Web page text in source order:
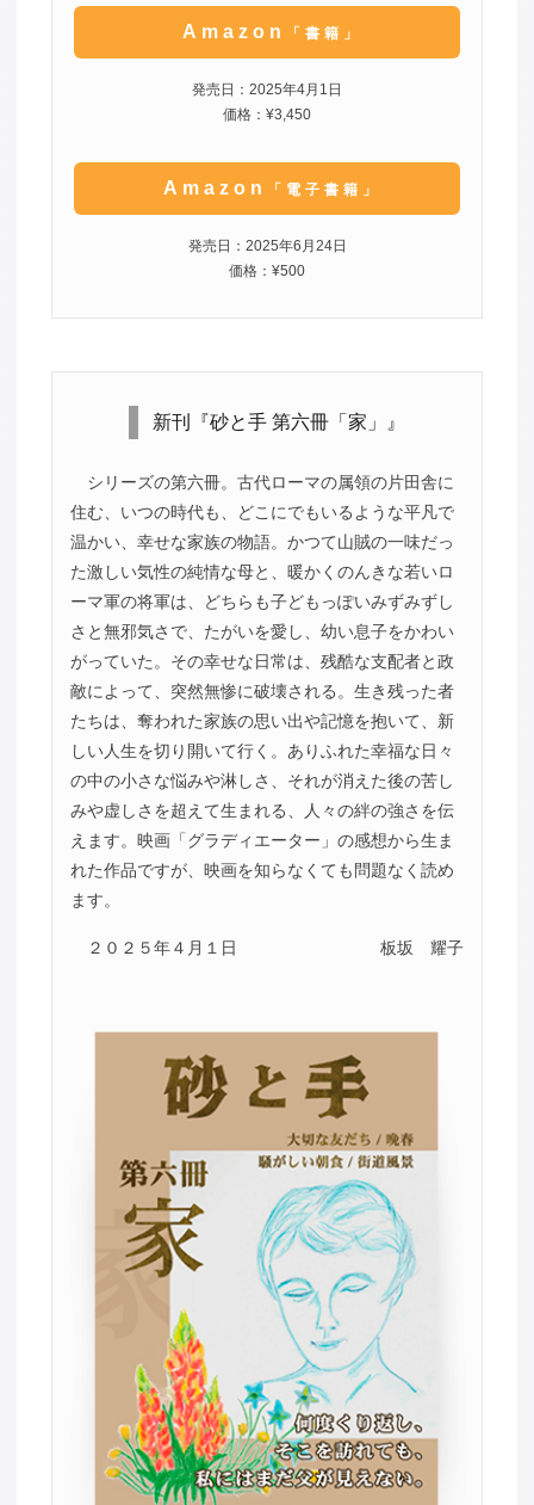
Amazon 「書籍」
発売日：2025年4月1日
価格：¥3,450
Amazon 「電子書籍」
発売日：2025年6月24日
価格：¥500
新刊『砂と手 第六冊「家」』
シリーズの第六冊。古代ローマの属領の片田舎に
住む、いつの時代も、どこにでもいるような平凡で
温かい、幸せな家族の物語。かつて山賊の一味だっ
た激しい気性の純情な母と、暖かくのんきな若いロ
ーマ軍の将軍は、どちらも子どもっぽいみずみずし
さと無邪気さで、たがいを愛し、幼い息子をかわい
がっていた。その幸せな日常は、残酷な支配者と政
敵によって、突然無惨に破壊される。生き残った者
たちは、奪われた家族の思い出や記憶を抱いて、新
しい人生を切り開いて行く。ありふれた幸福な日々
の中の小さな悩みや淋しさ、それが消えた後の苦し
みや虚しさを超えて生まれる、人々の絆の強さを伝
えます。映画「グラディエーター」の感想から生ま
れた作品ですが、映画を知らなくても問題なく読め
ます。
２０２５年４月１日 板坂 耀子